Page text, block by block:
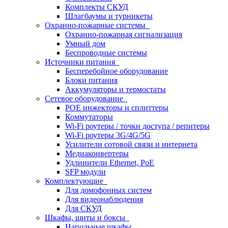
Комплекты СКУД
Шлагбаумы и турникеты
Охранно-пожарные системы
Охранно-пожарная сигнализация
Умный дом
Беспроводные системы
Источники питания
Бесперебойное оборудование
Блоки питания
Аккумуляторы и термостаты
Сетевое оборудование
POE инжекторы и сплиттеры
Коммутаторы
Wi-Fi роутеры / точки доступа / репитеры
Wi-Fi роутеры 3G/4G/5G
Усилители сотовой связи и интернета
Медиаконвертеры
Удлинители Ethernet, PoE
SFP модули
Комплектующие
Для домофонных систем
Для видеонаблюдения
Для СКУД
Шкафы, щиты и боксы